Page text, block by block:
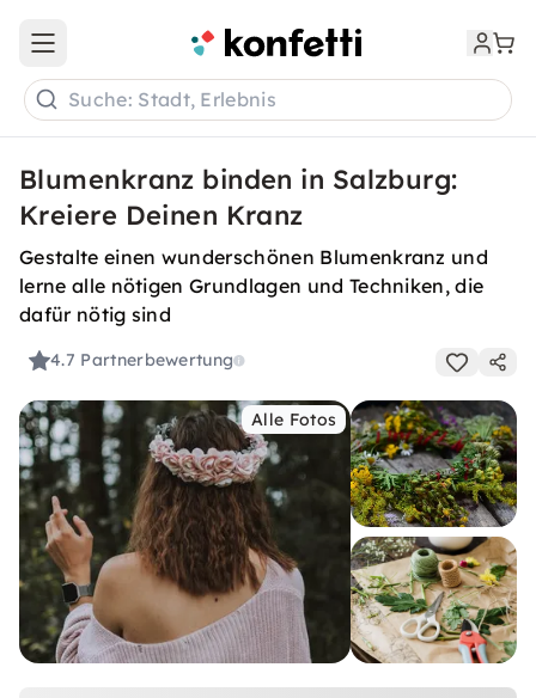
Open main menu
Suche: Stadt, Erlebnis
Blumenkranz binden in Salzburg:
Kreiere Deinen Kranz
Gestalte einen wunderschönen Blumenkranz und
lerne alle nötigen Grundlagen und Techniken, die
dafür nötig sind
4.7 Partnerbewertung
Alle Fotos